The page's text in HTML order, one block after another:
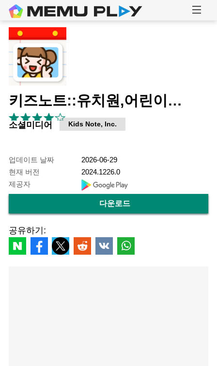
키즈노트::유치원,어린이집,학원 필수 앱!
소셜미디어 Kids Note, Inc.
업데이트 날짜
2026-06-29
현재 버전
2024.1226.0
제공자
다운로드
공유하기: